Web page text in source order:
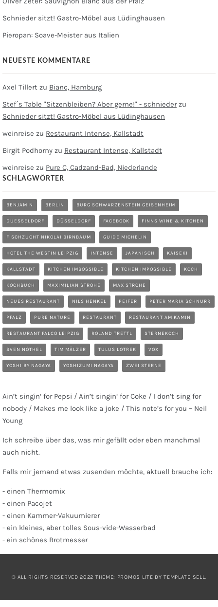
Schnieder sitzt! Gastro-Möbel aus Lüdinghausen
Pieropan: Soave-Meister aus Italien
NEUESTE KOMMENTARE
Axel Tillert zu Bianc, Hamburg
Stef´s Table "Sitzenbleiben? Aber gerne!" - schniederzu
Schnieder sitzt! Gastro-Möbel aus Lüdinghausen
weinreise zu Restaurant Intense, Kallstadt
Birgit Podhorny zu Restaurant Intense, Kallstadt
weinreise zu Pure C, Cadzand-Bad, Niederlande
SCHLAGWÖRTER
BENJAMIN BERLIN BURG SCHWARZENSTEIN GEISENHEIM
DUESSELDORF DÜSSELDORF FACEBOOK FINNS WINE & KITCHEN
FISCHZUCHT NIKOLAI BIRNBAUM GUIDE MICHELIN
HOTEL THE WESTIN LEIPZIG INTENSE JAPANISCH KAISEKI
KALLSTADT KITCHEN IMBOSSIBLE KITCHEN IMPOSSIBLE KOCH
KOCHBUCH MAXIMILIAN STROHE MAX STROHE
NEUES RESTAURANT NILS HENKEL PEIFER PETER MARIA SCHNURR
PFALZ PURE NATURE RESTAURANT RESTAURANT AM KAMIN
RESTAURANT FALCO LEIPZIG ROLAND TRETTL STERNEKOCH
SVEN NÖTHEL TIM MÄLZER TULUS LOTREK VOX
YOSHI BY NAGAYA YOSHIZUMI NAGAYA ZWEI STERNE
Ain’t singin‘ for Pepsi / Ain’t singin‘ for Coke / I don’t sing for
nobody / Makes me look like a joke / This note’s for you – Neil
Young
Ich schreibe über das, was mir gefällt oder eben manchmal
auch nicht.
Falls mir jemand etwas zusenden möchte, aktuell brauche ich:
- einen Thermomix
- einen Pacojet
- einen Kammer-Vakuumierer
- ein kleines, aber tolles Sous-vide-Wasserbad
- ein schönes Brotmesser
© ALL RIGHTS RESERVED 2022 THEME: PROMOS LITE BYTEMPLATE SELL.